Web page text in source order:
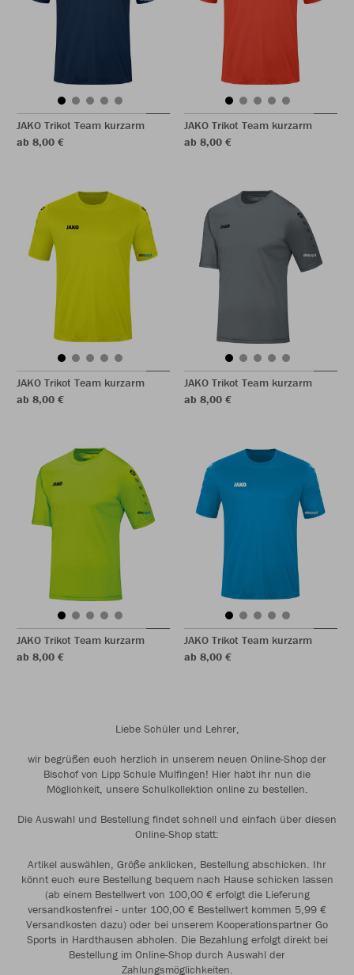
JAKO Trikot Team kurzarm
ab 8,00 €
JAKO Trikot Team kurzarm
ab 8,00 €
JAKO Trikot Team kurzarm
ab 8,00 €
JAKO Trikot Team kurzarm
ab 8,00 €
JAKO Trikot Team kurzarm
ab 8,00 €
JAKO Trikot Team kurzarm
ab 8,00 €
Liebe Schüler und Lehrer,
wir begrüßen euch herzlich in unserem neuen Online-Shop der
Bischof von Lipp Schule Mulfingen! Hier habt ihr nun die
Möglichkeit, unsere Schulkollektion online zu bestellen.
Die Auswahl und Bestellung findet schnell und einfach über diesen
Online-Shop statt:
Artikel auswählen, Größe anklicken, Bestellung abschicken. Ihr
könnt euch eure Bestellung bequem nach Hause schicken lassen
(ab einem Bestellwert von 100,00 € erfolgt die Lieferung
versandkostenfrei - unter 100,00 € Bestellwert kommen 5,99 €
Versandkosten dazu) oder bei unserem Kooperationspartner Go
Sports in Hardthausen abholen. Die Bezahlung erfolgt direkt bei
Bestellung im Online-Shop durch Auswahl der
Zahlungsmöglichkeiten.